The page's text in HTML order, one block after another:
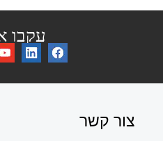
עקבו
צור קשר